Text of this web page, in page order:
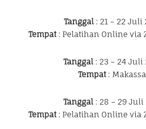
Tanggal : 21 – 22 Juli
Tempat: Pelatihan Online via
Tanggal : 23 – 24 Juli
Tempat:
Tanggal: 28 – 29 Juli
Tempat: Pelatihan Online via